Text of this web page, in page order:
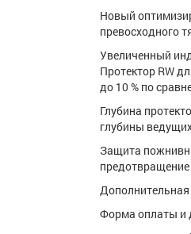
Новый
превосходного
Увеличенный
Протектор RW
до 10 % по
Глубина
глубины
Защита
Дополнительная
Форма оплаты и